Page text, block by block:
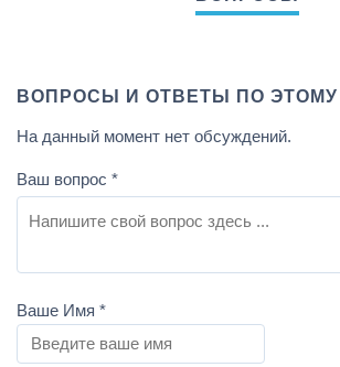
ВОПРОСЫ И ОТВЕТЫ ПО ЭТОМУ
На данный момент нет обсуждений.
Ваш вопрос *
Ваше Имя *